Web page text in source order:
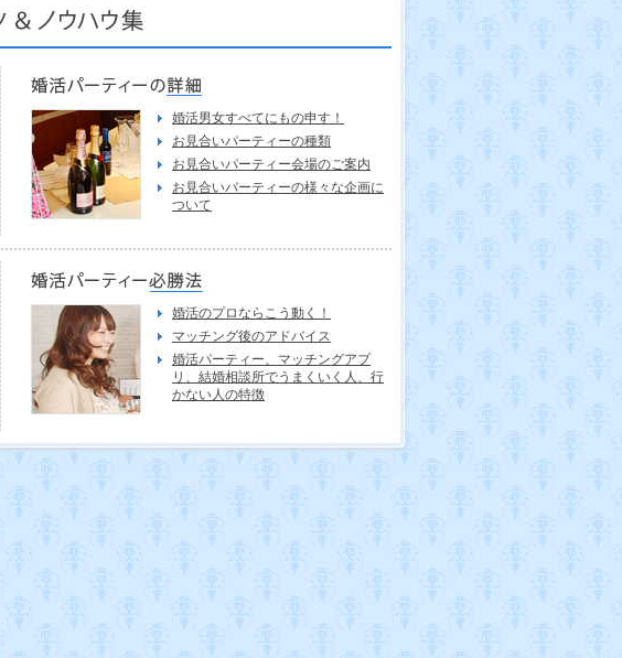
婚活男女すべてにもの申す！
お見合いパーティーの種類
お見合いパーティー会場のご案内
お見合いパーティーの様々な企画に
ついて
婚活のプロならこう動く！
マッチング後のアドバイス
婚活パーティー、マッチングアプ
リ、結婚相談所でうまくいく人、行
かない人の特徴